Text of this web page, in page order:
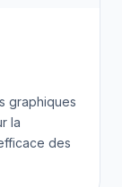
graphiques
la
des